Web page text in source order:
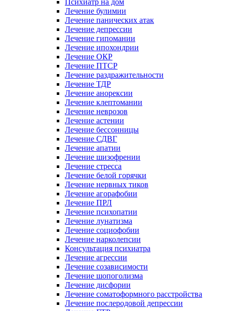
Психиатр на дом
Лечение булимии
Лечение панических атак
Лечение депрессии
Лечение гипомании
Лечение ипохондрии
Лечение ОКР
Лечение ПТСР
Лечение раздражительности
Лечение ТДР
Лечение анорексии
Лечение клептомании
Лечение неврозов
Лечение астении
Лечение бессонницы
Лечение СДВГ
Лечение апатии
Лечение шизофрении
Лечение стресса
Лечение белой горячки
Лечение нервных тиков
Лечение агорафобии
Лечение ПРЛ
Лечение психопатии
Лечение лунатизма
Лечение социофобии
Лечение нарколепсии
Консультация психиатра
Лечение агрессии
Лечение созависимости
Лечение шопоголизма
Лечение дисфории
Лечение соматоформного расстройства
Лечение послеродовой депрессии